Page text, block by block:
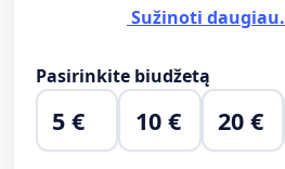
Sužinoti
Pasirinkite biudžetą
5 € 10 € 20 €